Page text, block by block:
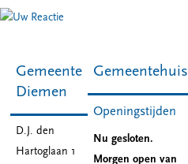
Gemeente
Diemen
D.J. den
Hartoglaan 1
Gemeentehuis
Openingstijden
Nu gesloten.
Morgen open van